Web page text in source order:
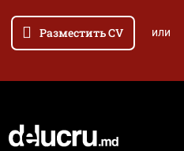
Разместить CV или